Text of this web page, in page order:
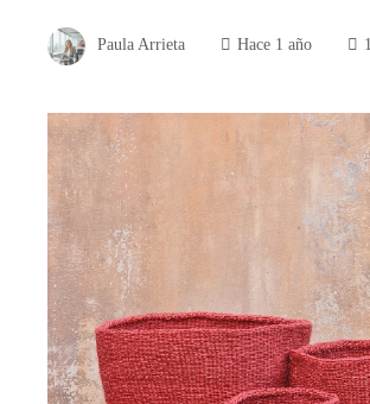
Paula Arrieta Hace 1 año